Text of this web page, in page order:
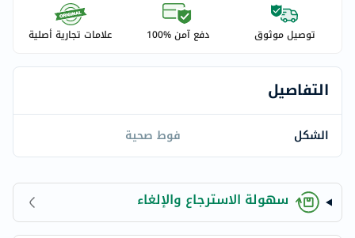
توصيل موثوق دفع آمن %100 علامات تجارية أصلية
التفاصيل
الشكل فوط صحية
سهولة الاسترجاع والإلغاء